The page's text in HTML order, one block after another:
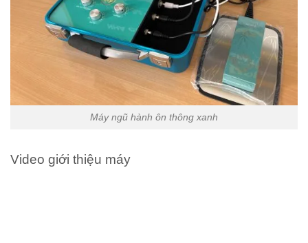
Máy ngũ hành ôn thông xanh
Video giới thiệu máy